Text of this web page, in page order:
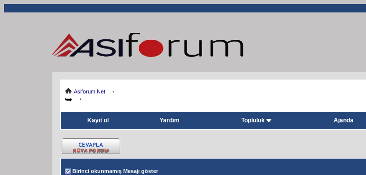
Asiforum.Net
Kayıt ol Yardım Topluluk Ajanda
Birinci okunmamış Mesajı göster